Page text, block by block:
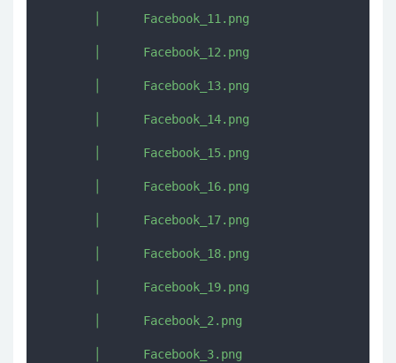
       │      Facebook_11.png
       │      Facebook_12.png
       │      Facebook_13.png
       │      Facebook_14.png
       │      Facebook_15.png
       │      Facebook_16.png
       │      Facebook_17.png
       │      Facebook_18.png
       │      Facebook_19.png
       │      Facebook_2.png
       │      Facebook_3.png